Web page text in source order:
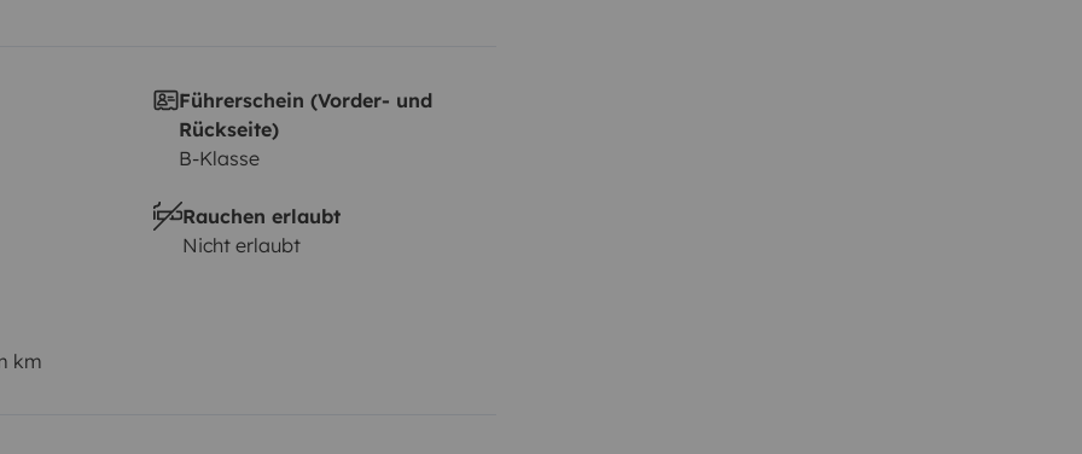
Führerschein (Vorder- und
Rückseite)
B-Klasse
Rauchen erlaubt
Nicht erlaubt
km